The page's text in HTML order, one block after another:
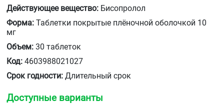
Действующее вещество: Бисопролол
Форма: Таблетки покрытые плёночной оболочкой 10
мг
Объем: 30 таблеток
Код: 4603988021027
Срок годности: Длительный срок
Доступные варианты